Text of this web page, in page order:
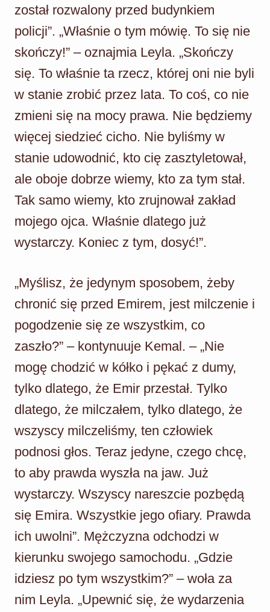
został rozwalony przed budynkiem
policji”. „Właśnie o tym mówię. To się nie
skończy!” – oznajmia Leyla. „Skończy
się. To właśnie ta rzecz, której oni nie byli
w stanie zrobić przez lata. To coś, co nie
zmieni się na mocy prawa. Nie będziemy
więcej siedzieć cicho. Nie byliśmy w
stanie udowodnić, kto cię zasztyletował,
ale oboje dobrze wiemy, kto za tym stał.
Tak samo wiemy, kto zrujnował zakład
mojego ojca. Właśnie dlatego już
wystarczy. Koniec z tym, dosyć!”.
„Myślisz, że jedynym sposobem, żeby
chronić się przed Emirem, jest milczenie i
pogodzenie się ze wszystkim, co
zaszło?” – kontynuuje Kemal. – „Nie
mogę chodzić w kółko i pękać z dumy,
tylko dlatego, że Emir przestał. Tylko
dlatego, że milczałem, tylko dlatego, że
wszyscy milczeliśmy, ten człowiek
podnosi głos. Teraz jedyne, czego chcę,
to aby prawda wyszła na jaw. Już
wystarczy. Wszyscy nareszcie pozbędą
się Emira. Wszystkie jego ofiary. Prawda
ich uwolni”. Mężczyzna odchodzi w
kierunku swojego samochodu. „Gdzie
idziesz po tym wszystkim?” – woła za
nim Leyla. „Upewnić się, że wydarzenia